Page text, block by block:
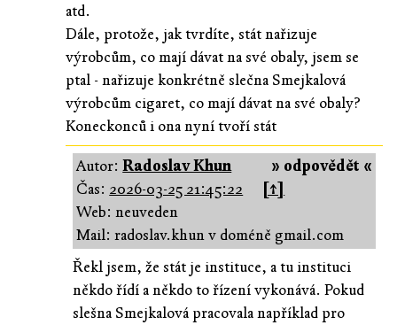
atd.
Dále, protože, jak tvrdíte, stát nařizuje
výrobcům, co mají dávat na své obaly, jsem se
ptal - nařizuje konkrétně slečna Smejkalová
výrobcům cigaret, co mají dávat na své obaly?
Koneckonců i ona nyní tvoří stát
» odpovědět «
Autor:Radoslav Khun
Čas: 2026-03-25 21:45:22
[↑]
Web: neuveden
Mail: radoslav.khun v doméně gmail.com
Řekl jsem, že stát je instituce, a tu instituci
někdo řídí a někdo to řízení vykonává. Pokud
slešna Smejkalová pracovala například pro